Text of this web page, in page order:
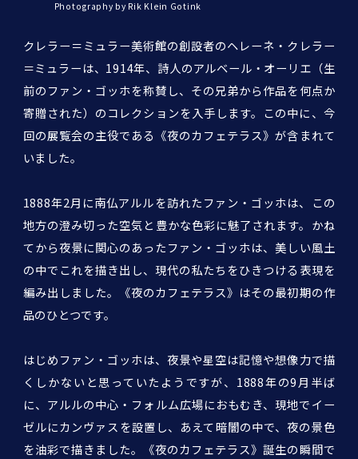
Photography by Rik Klein Gotink
クレラー＝ミュラー美術館の創設者のヘレーネ・クレラー
＝ミュラーは、1914年、詩人のアルベール・オーリエ（生
前のファン・ゴッホを称賛し、その兄弟から作品を何点か
寄贈された）のコレクションを入手します。この中に、今
回の展覧会の主役である《夜のカフェテラス》が含まれて
いました。
1888年2月に南仏アルルを訪れたファン・ゴッホは、この
地方の澄み切った空気と豊かな色彩に魅了されます。かね
てから夜景に関心のあったファン・ゴッホは、美しい風土
の中でこれを描き出し、現代の私たちをひきつける表現を
編み出しました。《夜のカフェテラス》はその最初期の作
品のひとつです。
はじめファン・ゴッホは、夜景や星空は記憶や想像力で描
くしかないと思っていたようですが、1888年の9月半ば
に、アルルの中心・フォルム広場におもむき、現地でイー
ゼルにカンヴァスを設置し、あえて暗闇の中で、夜の景色
を油彩で描きました。《夜のカフェテラス》誕生の瞬間で